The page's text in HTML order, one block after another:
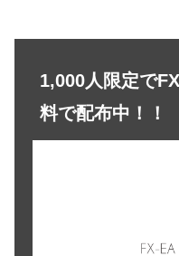
1,000人限定で
料で配布中！！